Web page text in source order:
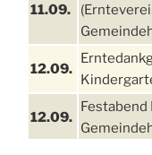
11.09.
12.09.
12.09.